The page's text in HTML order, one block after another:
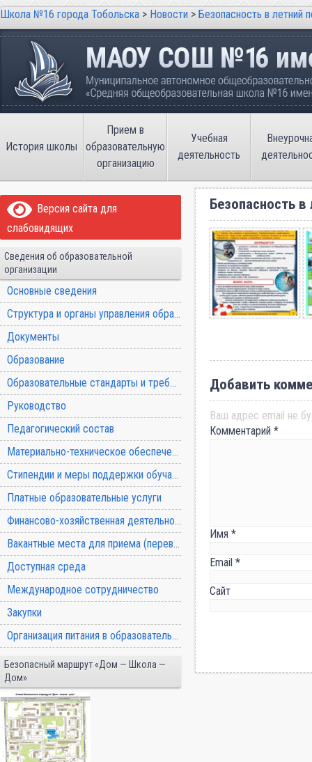
Школа №16 города Тобольска > Новости > Безопасность в летний
Школа №16 города Тобольска
Муниципальное автономное
имени В.П. Неймышева
История школы
Прием в
образовательную
организацию
Учебная
деятельность
Версия сайта для
слабовидящих
Сведения об образовательной
организации
Основные сведения
Структура и органы управления образовательной организацией
Документы
Образование
Образовательные стандарты и требования
Руководство
Педагогический состав
Материально-техническое обеспечение и оснащенность образовательного процесса
Стипендии и меры поддержки обучающихся
Платные образовательные услуги
Финансово-хозяйственная деятельность
Вакантные места для приема (перевода) обучающихся
Доступная среда
Международное сотрудничество
Закупки
Организация питания в образовательной организации
Безопасный маршрут «Дом — Школа —
Дом»
Безопасность в
Добавить
Ваш адрес email не
Комментарий *
Имя *
Email *
Сайт